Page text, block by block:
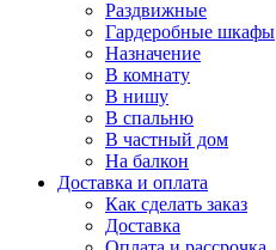
Раздвижные
Гардеробные шкафы
Назначение
В комнату
В нишу
В спальню
В частный дом
На балкон
Доставка и оплата
Как сделать заказ
Доставка